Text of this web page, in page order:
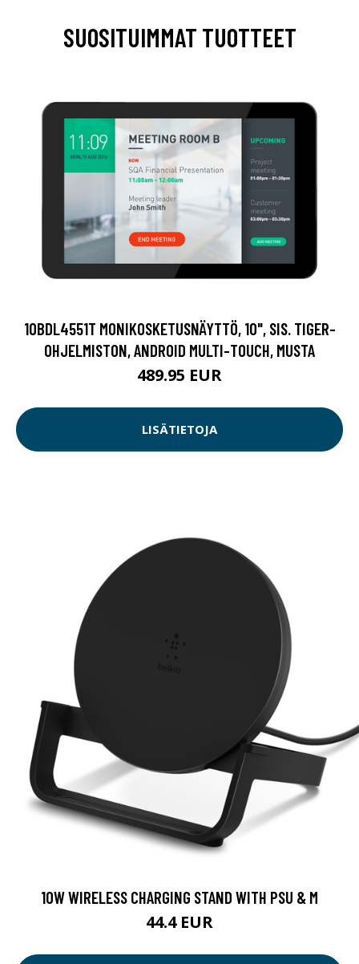
SUOSITUIMMAT TUOTTEET
10BDL4551T MONIKOSKETUSNÄYTTÖ, 10", SIS. TIGER-
OHJELMISTON, ANDROID MULTI-TOUCH, MUSTA
489.95 EUR
LISÄTIETOJA
10W WIRELESS CHARGING STAND WITH PSU & M
44.4 EUR